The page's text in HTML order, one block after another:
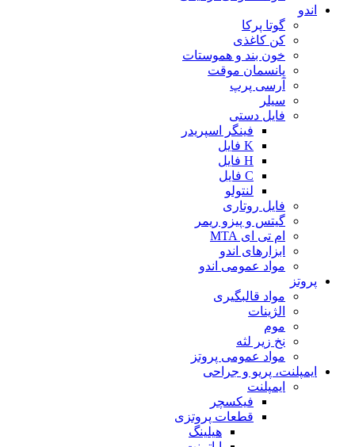
اندو
گوتا پرکا
کن کاغذی
خون بند و هموستات
پانسمان موقت
آرسی پرپ
سیلر
فایل دستی
فینگر اسپریدر
K فایل
H فایل
C فایل
لنتولو
فایل روتاری
گیتس و پیزو ریمر
ام تی ای MTA
ابزارهای اندو
مواد عمومی اندو
پروتز
مواد قالبگیری
الژینات
موم
نخ زیر لثه
مواد عمومی پروتز
ایمپلنت، پریو و جراحی
ایمپلنت
فیکسچر
قطعات پروتزی
هیلینگ